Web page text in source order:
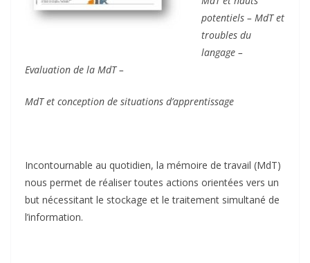
potentiels – MdT et
troubles du
langage –
Evaluation de la MdT –
MdT et conception de situations d’apprentissage
Incontournable au quotidien, la mémoire de travail (MdT)
nous permet de réaliser toutes actions orientées vers un
but nécessitant le stockage et le traitement simultané de
l’information.